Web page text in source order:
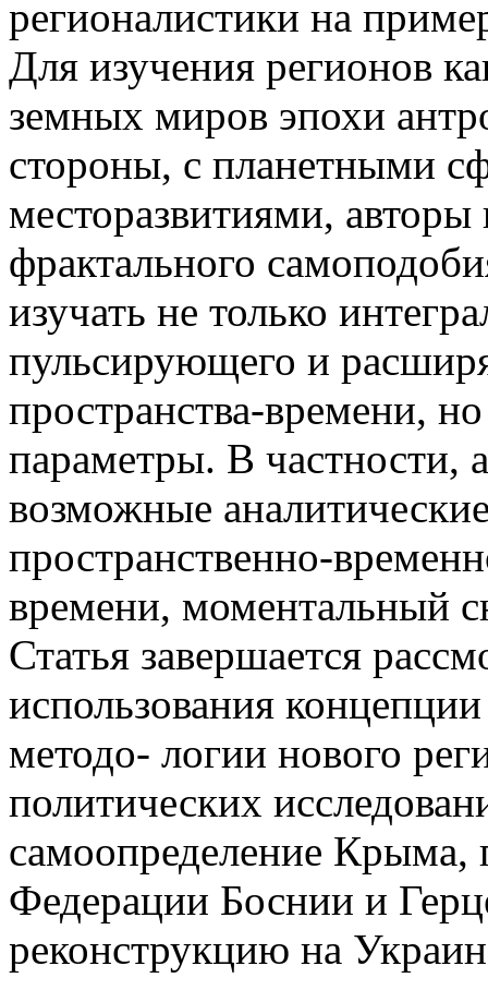
регионалистики на
Для изучения регионов
земных миров эпохи
стороны, с планетными
месторазвитиями,
фрактального
изучать не только
пульсирующего и
пространства-времени,
параметры. В частности,
возможные
пространственно-
времени, моментальный
Статья завершается
использования
методо- логии нового
политических
самоопределение Крыма,
Федерации Боснии и
реконструкцию на